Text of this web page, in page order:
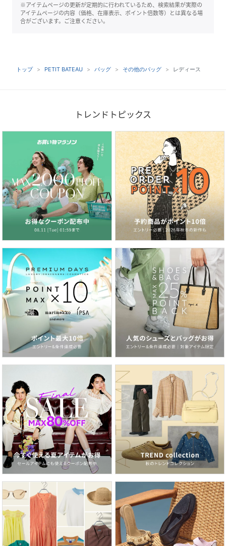
※アイテムページの更新が定期的に行われているため、検索結果が実際の
アイテムページの内容（価格、在庫表示、ポイント倍数等）とは異なる場
合がございます。ご注意ください。
トップ PETIT BATEAU バッグ その他のバッグ レディース
トレンドトピックス